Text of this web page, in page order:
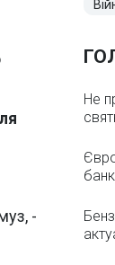
-
Не